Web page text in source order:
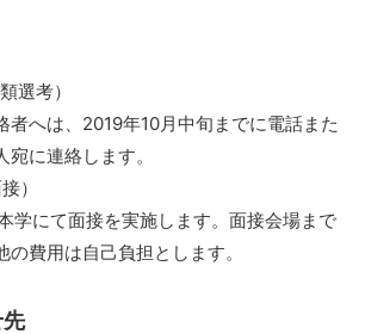
選考）
者へは、2019年10月中旬までに電話また
に連絡します。
）
学にて面接を実施します。面接会場まで
の費用は自己負担とします。